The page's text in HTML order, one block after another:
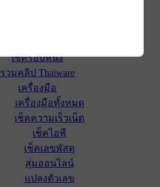
เช็ครอบหนัง
รวมคลิป Thaiware
เครื่องมือ
เครื่องมือทั้งหมด
เช็คความเร็วเน็ต
เช็คไอพี
เช็คเลขพัสดุ
สุ่มออนไลน์
แปลงตัวเลข